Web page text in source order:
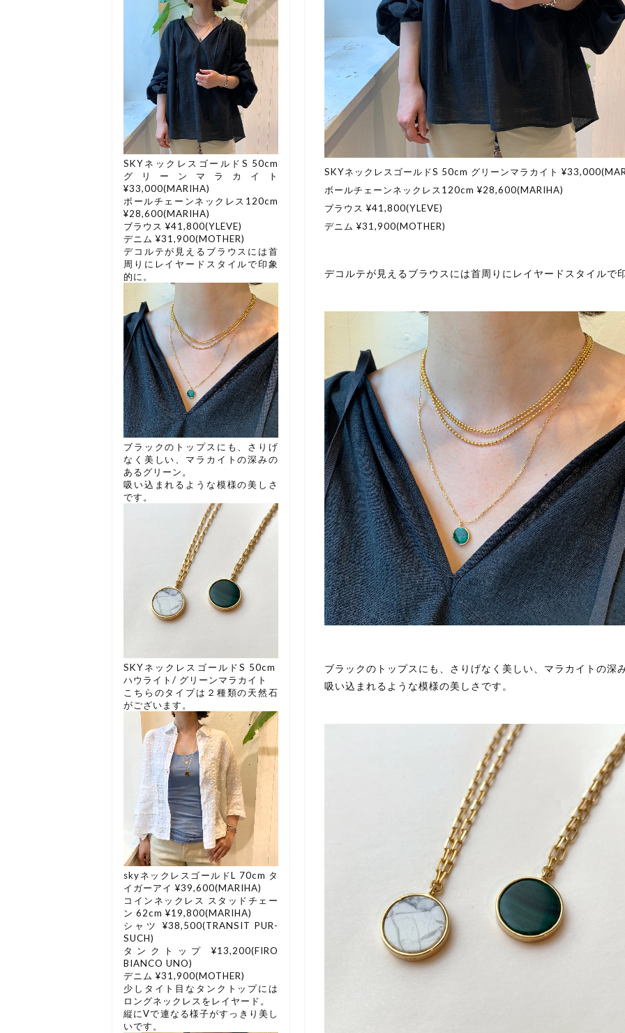
SKYネックレスゴールドS 50cm グリーンマラカイト
ボールチェーンネックレス120cm ¥28,600(MARIHA)
ブラウス ¥41,800(YLEVE)
デニム ¥31,900(MOTHER)
デコルテが見えるブラウスには首周りにレイヤードスタイルで
ブラックのトップスにも、さりげなく美しい、マラカイトの深
吸い込まれるような模様の美しさです。
SKYネックレスゴールドS 50cm
グリーンマラカイト
¥33,000(MARIHA)
ボールチェーンネックレス120cm
¥28,600(MARIHA)
ブラウス ¥41,800(YLEVE)
デニム ¥31,900(MOTHER)
デコルテが見えるブラウスには首
周りにレイヤードスタイルで印象
的に。
ブラックのトップスにも、さりげ
なく美しい、マラカイトの深みの
あるグリーン。
吸い込まれるような模様の美しさ
です。
SKYネックレスゴールドS 50cm
ハウライト/ グリーンマラカイト
こちらのタイプは２種類の天然石
がございます。
skyネックレスゴールドL 70cm タ
イガーアイ ¥39,600(MARIHA)
コインネックレス スタッドチェー
ン 62cm ¥19,800(MARIHA)
シャツ ¥38,500(TRANSIT PUR-
SUCH)
タンクトップ ¥13,200(FIRO
BIANCO UNO)
デニム ¥31,900(MOTHER)
少しタイト目なタンクトップには
ロングネックレスをレイヤード。
縦にVで連なる様子がすっきり美し
いです。